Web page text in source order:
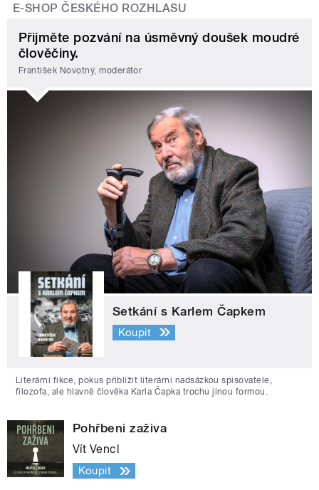
E-SHOP ČESKÉHO ROZHLASU
Přijměte pozvání na úsměvný doušek moudré
člověčiny.
František Novotný, moderátor
Setkání s Karlem Čapkem
Koupit
Literární fikce, pokus přiblížit literární nadsázkou spisovatele,
filozofa, ale hlavně člověka Karla Čapka trochu jinou formou.
Pohřbeni zaživa
Vít Vencl
Koupit